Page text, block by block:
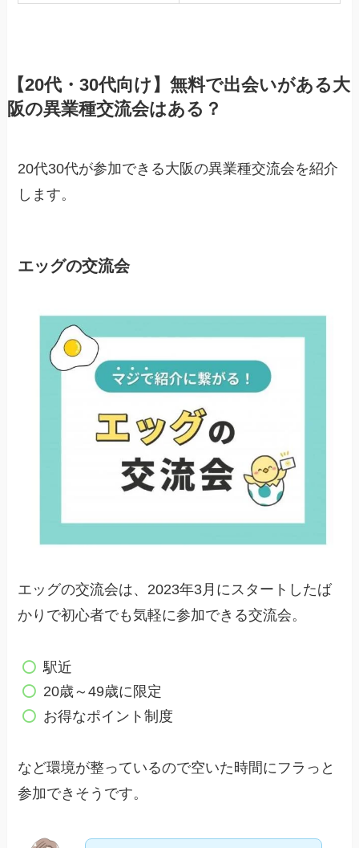
【20代・30代向け】無料で出会いがある大
阪の異業種交流会はある？
20代30代が参加できる大阪の異業種交流会を紹介
します。
エッグの交流会
エッグの交流会は、2023年3月にスタートしたば
かりで初心者でも気軽に参加できる交流会。
駅近
20歳～49歳に限定
お得なポイント制度
など環境が整っているので空いた時間にフラっと
参加できそうです。